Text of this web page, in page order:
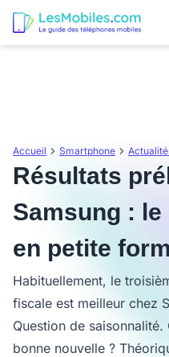
Accueil Smartphone
Résultats
Samsung :
en petite
Habituellement, le
fiscale est meilleur chez
Question de
bonne nouvelle ?